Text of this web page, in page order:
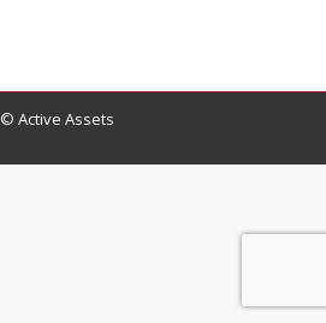
© Active Assets